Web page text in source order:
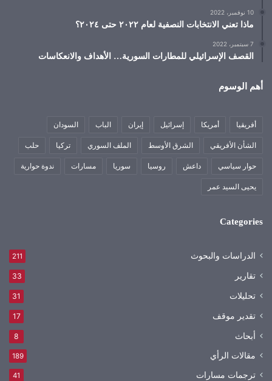
10 نوفمبر، 2022
ماذا تعني الانتخابات النصفية لعام ٢٠٢٢ حتى ٢٠٢٤؟
7 سبتمبر، 2022
القصف الإسرائيلي للمطارات السورية… الأهداف والانعكاسات
أهم الوسوم
أفريقيا أمريكا إسرائيل إيران الباب السودان
الشأن الأفريقي الشرق الأوسط الملف السوري تركيا حلب
حوار سياسي داعش روسيا سوريا مسارات ندوة حوارية
يحيى السيد عمر
Categories
الدراسات والبحوث 211
تقارير 33
تحليلات 31
تقدير موقف 17
أبحاث 8
مقالات الرأي 189
ترجمات مسارات 41